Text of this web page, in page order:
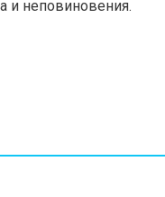
и неповиновения.